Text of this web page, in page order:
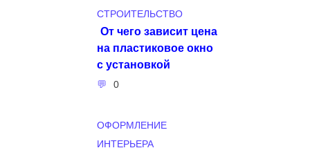
СТРОИТЕЛЬСТВО
От чего зависит цена
на пластиковое окно
с установкой
0
ОФОРМЛЕНИЕ
ИНТЕРЬЕРА